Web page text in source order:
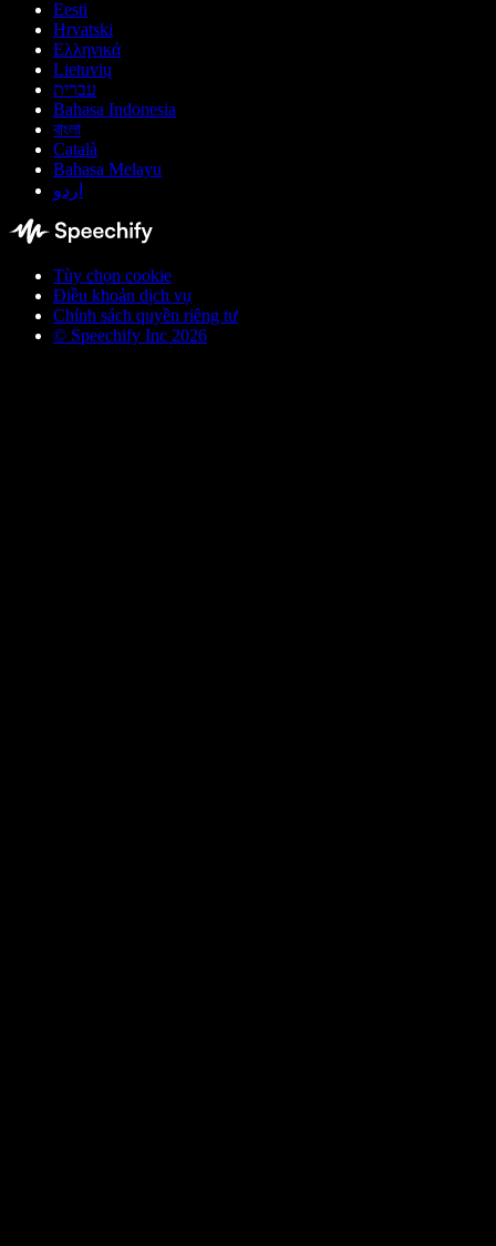
Eesti
Hrvatski
Ελληνικά
Lietuvių
עברית
Bahasa Indonesia
বাংলা
Català
Bahasa Melayu
اردو
Tùy chọn cookie
Điều khoản dịch vụ
Chính sách quyền riêng tư
© Speechify Inc 2026